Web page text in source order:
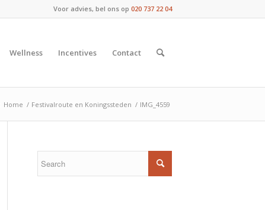
Voor advies, bel ons op 020 737 22 04
Wellness Incentives Contact
Home / Festivalroute en Koningssteden / IMG_4559